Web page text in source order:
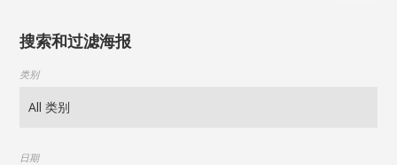
搜索和过滤海报
类别
日期